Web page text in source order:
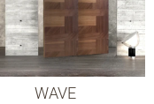
WAVE